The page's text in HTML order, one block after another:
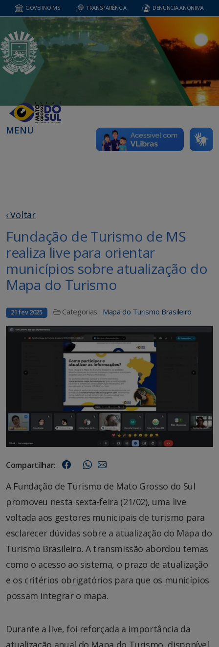
GOVERNO MS TRANSPARÊNCIA DENUNCIA ANÔNIMA
MENU
‹ Voltar
Fundação de Turismo de MS
realiza live para orientar
municípios sobre atualização do
Mapa do Turismo
21 fev 2025 Categorias: Mapa do Turismo Brasileiro
Compartilhar:
A Fundação de Turismo de Mato Grosso do Sul
promoveu nesta sexta-feira (21/02), uma live
voltada aos gestores municipais de turismo para
esclarecer dúvidas sobre a atualização do Mapa do
Turismo Brasileiro. A transmissão abordou temas
como o acesso ao sistema, o prazo de atualização
e os critérios obrigatórios para que os municípios
possam integrar o mapa.
Durante a live, foi reforçada a importância da
atualização anual do Mapa do Turismo, disponível